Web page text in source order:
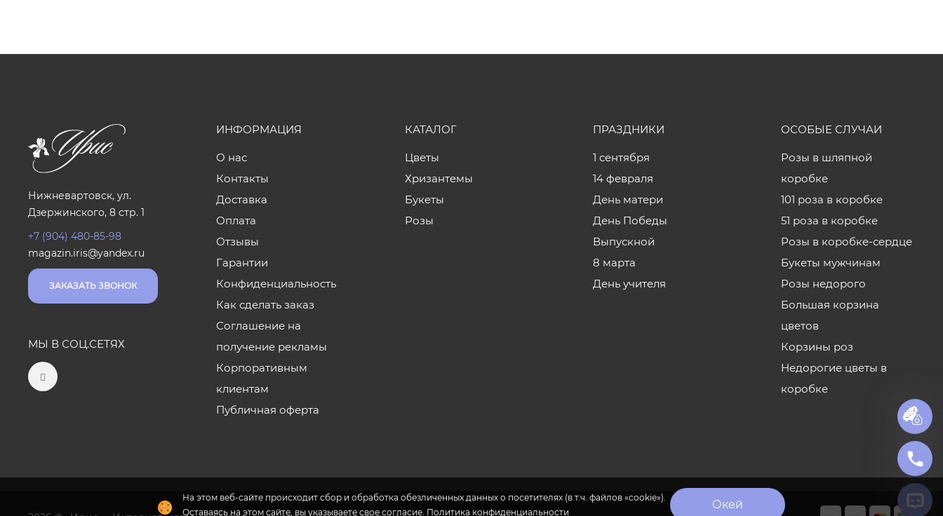
На этом веб-сайте происходит сбор и обработка обезличенных данных о посетителях (в т.ч. файлов «cookie»).
Оставаясь на этом сайте, вы указываете свое согласие. Политика конфиденциальности
Окей
Нижневартовск, ул.
Дзержинского, 8 стр. 1
+7 (904) 480-85-98
magazin.iris@yandex.ru
ЗАКАЗАТЬ ЗВОНОК
МЫ В СОЦ.СЕТЯХ
ИНФОРМАЦИЯ
О нас
Контакты
Доставка
Оплата
Отзывы
Гарантии
Конфиденциальность
Как сделать заказ
Соглашение на
получение рекламы
Корпоративным
клиентам
Публичная оферта
КАТАЛОГ
Цветы
Хризантемы
Букеты
Розы
ПРАЗДНИКИ
1 сентября
14 февраля
День матери
День Победы
Выпускной
8 марта
День учителя
ОСОБЫЕ СЛУЧАИ
Розы в шляпной
коробке
101 роза в коробке
51 роза в коробке
Розы в коробке-сердце
Букеты мужчинам
Розы недорого
Большая корзина
цветов
Корзины роз
Недорогие цветы в
коробке